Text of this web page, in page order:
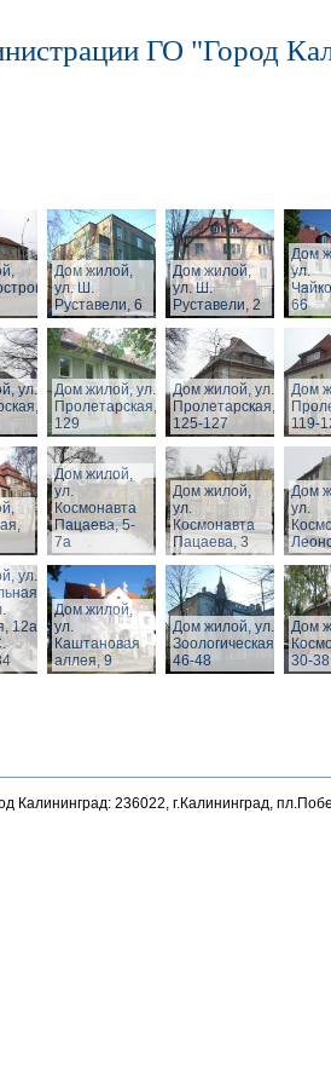
ГО "Город
Дом жилой,
ул. Ш.
Руставели, 6
Дом жилой,
ул. Ш.
Руставели, 2
Дом
ул.
66
ул.
Дом жилой, ул.
Пролетарская,
129
Дом жилой, ул.
Пролетарская,
125-127
Дом
119-
Дом жилой,
ул.
Космонавта
Пацаева, 5-
7а
Дом жилой,
ул.
Космонавта
Пацаева, 3
Дом
ул.
ул.
12а,
Дом жилой,
ул.
Каштановая
аллея, 9
Дом жилой, ул.
Зоологическая,
46-48
Дом
30-38
Калининград: 236022, г.Калининград,